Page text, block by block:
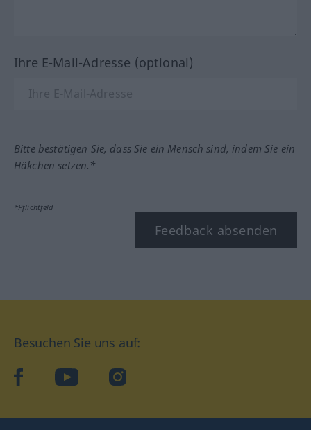
Ihre E-Mail-Adresse (optional)
Bitte bestätigen Sie, dass Sie ein Mensch sind, indem Sie ein
Häkchen setzen.*
*Pflichtfeld
Feedback absenden
Besuchen Sie uns auf:
facebookYouTube Instagram